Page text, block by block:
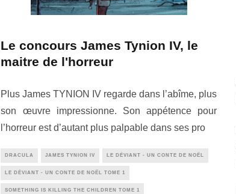
Le concours James Tynion IV, le
maitre de l'horreur
Plus James TYNION IV regarde dans l’abîme, plus
son œuvre impressionne. Son appétence pour
l’horreur est d’autant plus palpable dans ses pro
DRACULA JAMES TYNION IV LE DÉVIANT - UN CONTE DE NOËL
LE DÉVIANT - UN CONTE DE NOËL TOME 1
SOMETHING IS KILLING THE CHILDREN TOME 1